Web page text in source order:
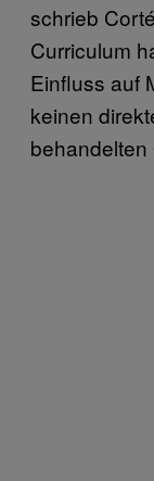
schrieb
Curriculum
Einfluss auf
keinen
behandelten